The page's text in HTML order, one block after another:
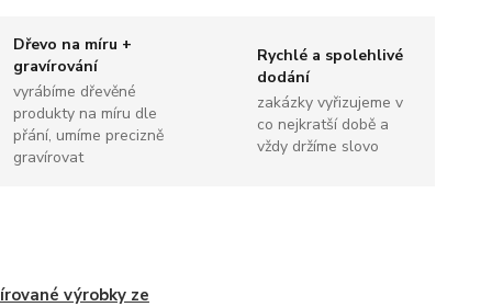
Dřevo na míru +
gravírování
vyrábíme dřevěné
produkty na míru dle
přání, umíme precizně
gravírovat
Rychlé a spolehlivé
dodání
zakázky vyřizujeme v
co nejkratší době a
vždy držíme slovo
výrobky ze